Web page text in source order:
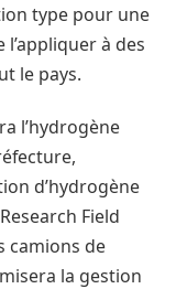
type pour une
à des
le pays.
l’hydrogène
d’hydrogène
Field
camions de
la gestion